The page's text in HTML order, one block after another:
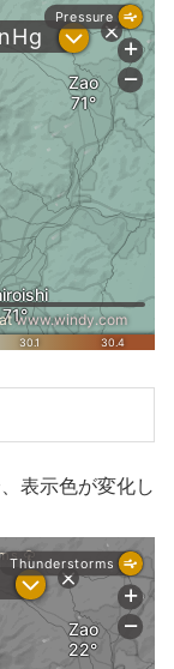
表示色が変化し